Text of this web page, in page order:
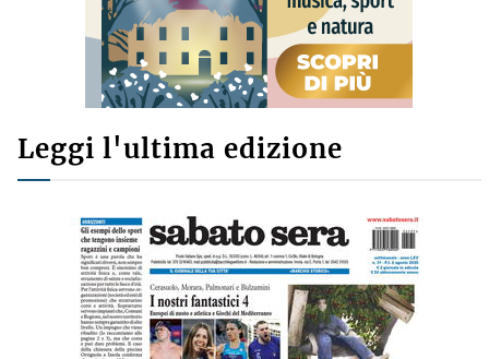
Leggi l'ultima edizione